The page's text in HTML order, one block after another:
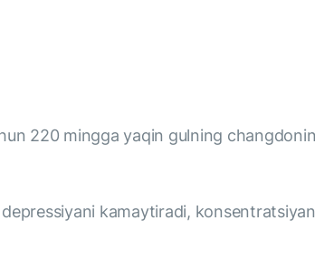
220 mingga yaqin gulning
kamaytiradi,